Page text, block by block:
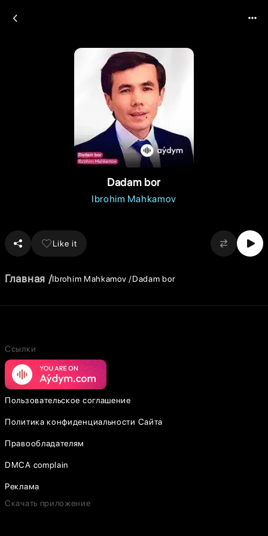
Dadam bor
Ibrohim Mahkamov
Like it
Главная Ibrohim Mahkamov Dadam bor
Ссылки
Пользовательское соглашение
Политика конфиденциальности Сайта
Правообладателям
DMCA complain
Реклама
Скачать приложение